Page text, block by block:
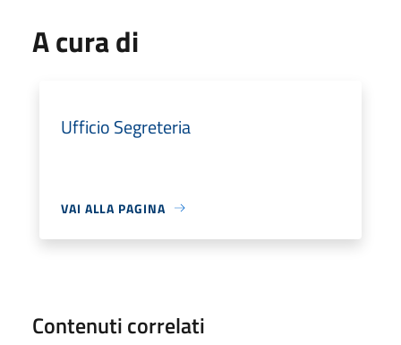
A cura di
Ufficio Segreteria
VAI ALLA PAGINA
Contenuti correlati